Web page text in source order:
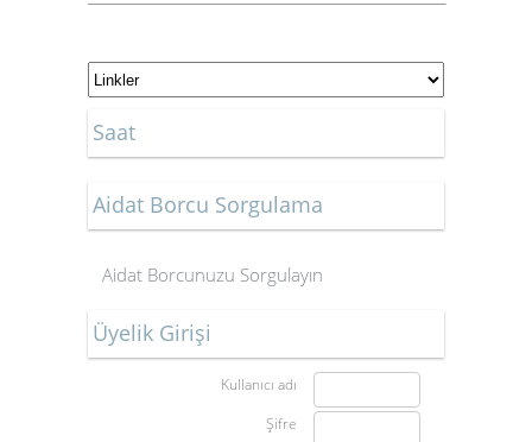
Saat
Aidat Borcu Sorgulama
Aidat Borcunuzu Sorgulayın
Üyelik Girişi
Kullanıcı adı
Şifre